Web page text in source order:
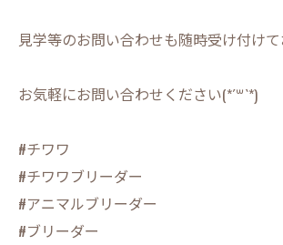
見学等のお問い合わせも随時受け付けて
お気軽にお問い合わせください(*´꒳`*)
#チワワ
#チワワブリーダー
#アニマルブリーダー
#ブリーダー